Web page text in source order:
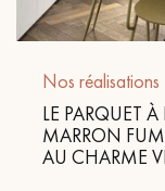
Nos réalisations
LE PARQUET
MARRON
AU CHARME